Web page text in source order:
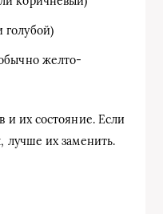
желто-
и их состояние. Если
лучше их заменить.